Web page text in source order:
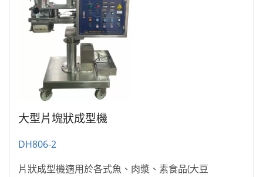
大型片塊狀成型機
DH806-2
片狀成型機適用於各式魚、肉漿、素食品(大豆